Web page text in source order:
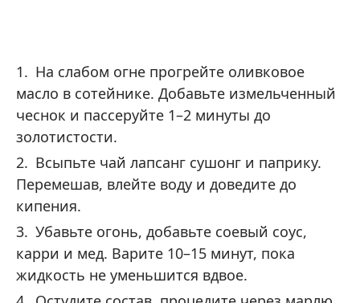
На слабом огне прогрейте оливковое
масло в сотейнике. Добавьте измельченный
чеснок и пассеруйте 1–2 минуты до
золотистости.
Всыпьте чай лапсанг сушонг и паприку.
Перемешав, влейте воду и доведите до
кипения.
Убавьте огонь, добавьте соевый соус,
карри и мед. Варите 10–15 минут, пока
жидкость не уменьшится вдвое.